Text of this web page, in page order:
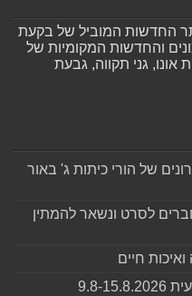
החדשות המוביל של בקעת
והחדשות המקומיות של
אונו, גני תקווה, גבעת
מצוקת הצהרונים של הורי כיתות ג' באור
עם חברים לסרט ונשאר להמתין
חיים